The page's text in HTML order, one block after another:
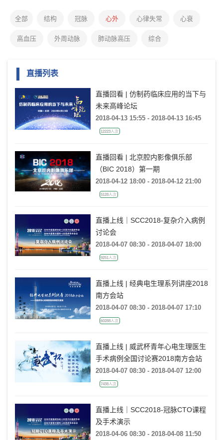
全部 结构 冠脉 心外 心律失常 心衰
高血压 外周动脉 肺动脉高压 综合
直播列表
直播回看 | 仿制药临床应用的当下与
未来高峰论坛
2018-04-13 15:55 - 2018-04-13 16:45
12223人次
直播回看 | 北京腔内影像俱乐部
（BIC 2018）第一期
2018-04-12 18:00 - 2018-04-12 21:00
5128人次
直播上线｜SCC2018-复杂介入病例
讨论会
2018-04-07 08:30 - 2018-04-07 18:00
9251人次
直播上线 | 经典电生理系列讲座2018
南方会站
2018-04-07 08:30 - 2018-04-07 17:10
60288人次
直播上线 | 威武杯青年心电生理医生
手术病例全国讨论赛2018南方会站
2018-04-07 08:30 - 2018-04-07 12:00
7438人次
直播上线｜SCC2018-冠脉CTO课程
及手术演示
2018-04-06 08:30 - 2018-04-08 11:50